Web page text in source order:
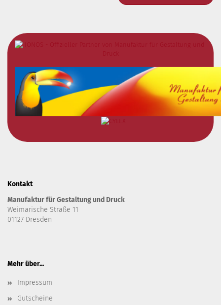
Kontakt
Manufaktur für Gestaltung und Druck
Weimarische Straße 11
01127 Dresden
Mehr über...
Impressum
Gutscheine